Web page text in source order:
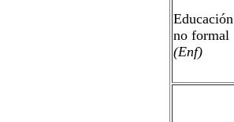
Educación
no formal
(Enf)